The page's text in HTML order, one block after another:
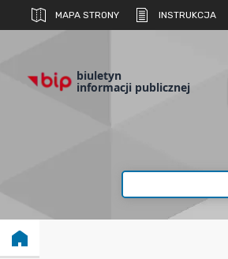
MAPA STRONY INSTRUKCJA
biuletyn
informacji publicznej